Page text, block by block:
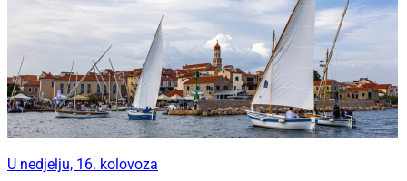
U nedjelju, 16. kolovoza